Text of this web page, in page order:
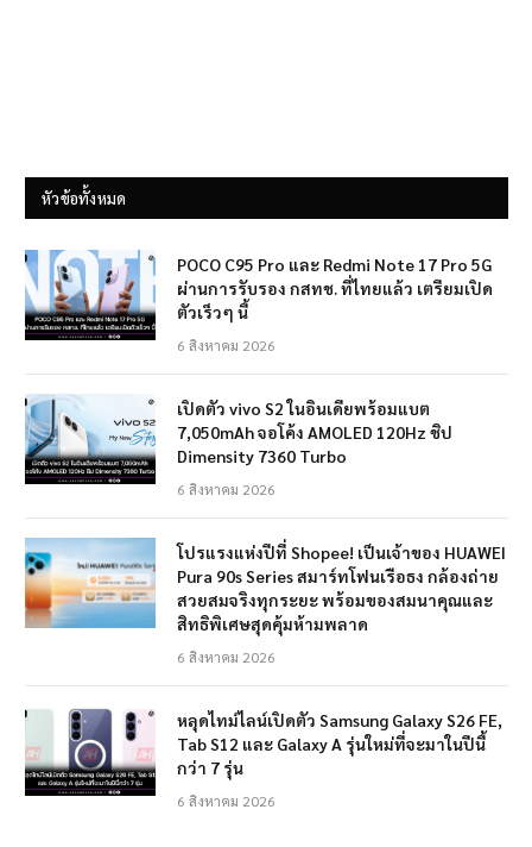
หัวข้อทั้งหมด
POCO C95 Pro และ Redmi Note 17 Pro 5G
ผ่านการรับรอง กสทช. ที่ไทยแล้ว เตรียมเปิด
ตัวเร็วๆ นี้
6 สิงหาคม 2026
เปิดตัว vivo S2 ในอินเดียพร้อมแบต
7,050mAh จอโค้ง AMOLED 120Hz ชิป
Dimensity 7360 Turbo
6 สิงหาคม 2026
โปรแรงแห่งปีที่ Shopee! เป็นเจ้าของ HUAWEI
Pura 90s Series สมาร์ทโฟนเรือธง กล้องถ่าย
สวยสมจริงทุกระยะ พร้อมของสมนาคุณและ
สิทธิพิเศษสุดคุ้มห้ามพลาด
6 สิงหาคม 2026
หลุดไทม์ไลน์เปิดตัว Samsung Galaxy S26 FE,
Tab S12 และ Galaxy A รุ่นใหม่ที่จะมาในปีนี้
กว่า 7 รุ่น
6 สิงหาคม 2026